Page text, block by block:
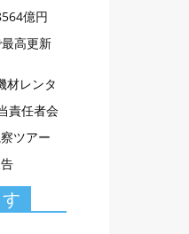
億円
高更新
材レンタ
責任者会
ツアー